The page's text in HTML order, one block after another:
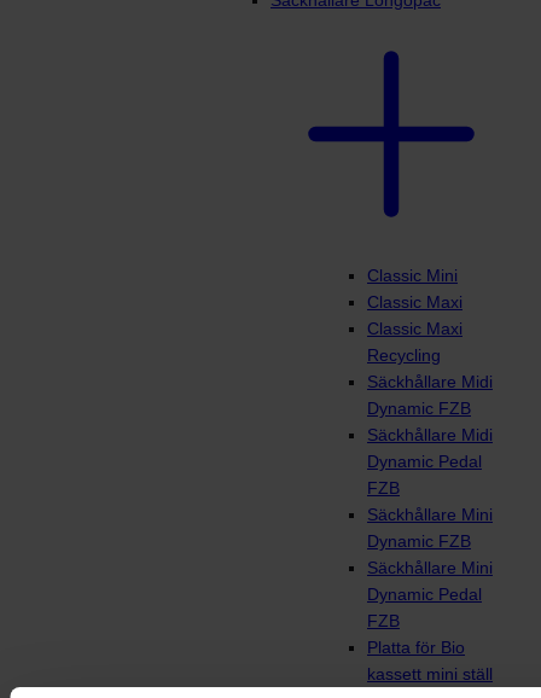
Classic Mini
Classic Maxi
Classic Maxi
Recycling
Säckhållare Midi
Dynamic FZB
Säckhållare Midi
Dynamic Pedal
FZB
Säckhållare Mini
Dynamic FZB
Säckhållare Mini
Dynamic Pedal
FZB
Platta för Bio
kassett mini ställ